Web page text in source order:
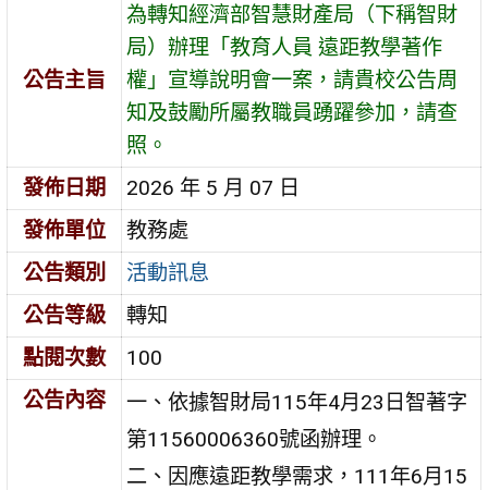
公告主旨
為轉知經濟部智慧財產局（下稱智財
局）辦理「教育人員 遠距教學著作
權」宣導說明會一案，請貴校公告周
知及鼓勵所屬教職員踴躍參加，請查
照。
發佈日期
2026 年 5 月 07 日
發佈單位
教務處
公告類別
活動訊息
公告等級
轉知
點閱次數
100
公告內容
一、依據智財局115年4月23日智著字
第11560006360號函辦理。
二、因應遠距教學需求，111年6月15